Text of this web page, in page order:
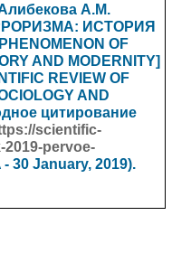
А.М.
ИСТОРИЯ
OF
AND MODERNITY]
REVIEW OF
AND
цитирование
scientific-
pervoe-
30 January, 2019).